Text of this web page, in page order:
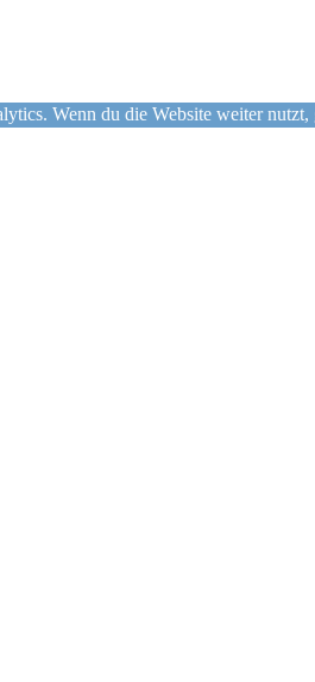
Wenn du die Website weiter